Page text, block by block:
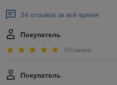
34 отзывов за всё время
Покупатель
Отлично
Покупатель